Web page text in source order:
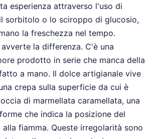
esperienza attraverso l'uso di
sorbitolo o lo sciroppo di glucosio,
la freschezza nel tempo.
la differenza. C'è una
prodotto in serie che manca della
a mano. Il dolce artigianale vive
crepa sulla superficie da cui è
di marmellata caramellata, una
che indica la posizione del
fiamma. Queste irregolarità sono